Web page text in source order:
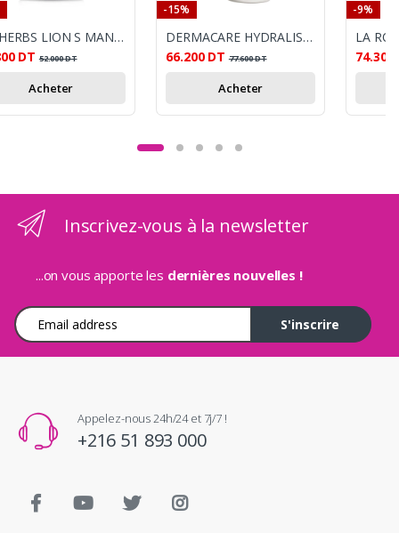
BIOHERBS LION S MANE BT 60 GEL
DT 52.000DT
Acheter
-15%
DERMACARE HYDRALISS BAUME INTENSIF 500ML
66.200 DT 77.600DT
Acheter
-9%
74.300
Inscrivez-vous à la newsletter
...on vous apporte les dernières nouvelles !
Adresse e-mail
S'inscrire
Appelez-nous 24h/24 et 7j/7 !
+216 51 893 000